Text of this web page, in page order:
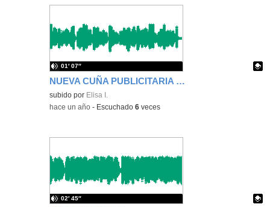
NUEVA CUÑA PUBLICITARIA CON MICRÓFONO NUEVO
Contenido educativo.
subido por Elisa I.
01′ 07″
-hace un año - Escuchado6 veces
02′ 45″